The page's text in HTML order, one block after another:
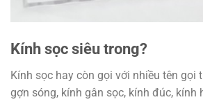
Kính sọc siêu trong?
Kính sọc hay còn gọi với nhiều tên gọi
gợn sóng, kính gân sọc, kính đúc, kính